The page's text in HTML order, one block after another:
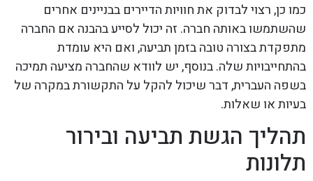
כמו כן, רצוי לבדוק את חוויות הדיירים בבניינים אחרים
שהשתמשו באותה חברה. זה יכול לסייע בהבנה אם החברה
מתפקדת בצורה טובה בזמן תביעה, ואם היא עומדת
בהתחייבויות שלה. בנוסף, יש לוודא שהחברה מציעה תמיכה
בשפה העברית, דבר שיכול להקל על התקשורת במקרה של
בעיות או שאלות.
תהליך הגשת תביעה ובירור
תלונות